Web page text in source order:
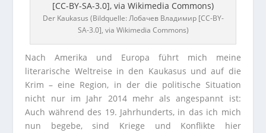
Der Kaukasus (Bildquelle: Лобачев Владимир [CC-BY-
SA-3.0], via Wikimedia Commons)
Nach Amerika und Europa führt mich meine
literarische Weltreise in den Kaukasus und auf die
Krim – eine Region, in der die politische Situation
nicht nur im Jahr 2014 mehr als angespannt ist:
Auch während des 19. Jahrhunderts, in das ich mich
nun begebe, sind Kriege und Konflikte hier